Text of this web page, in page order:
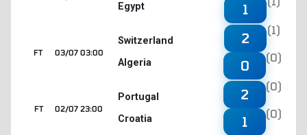
Egypt
1
03/07 03:00
FT
Switzerland
Algeria
2
(1)
0
(0)
02/07 23:00
FT
Portugal
Croatia
2
(0)
1
(0)